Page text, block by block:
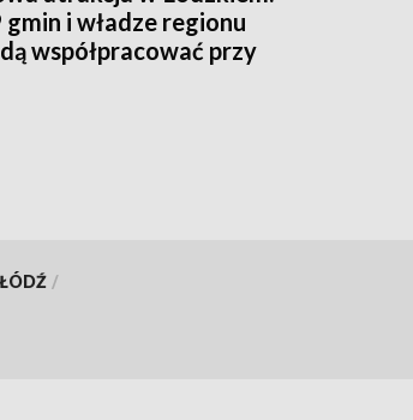
gmin i władze regionu
współpracować przy
ŁÓDŹ /